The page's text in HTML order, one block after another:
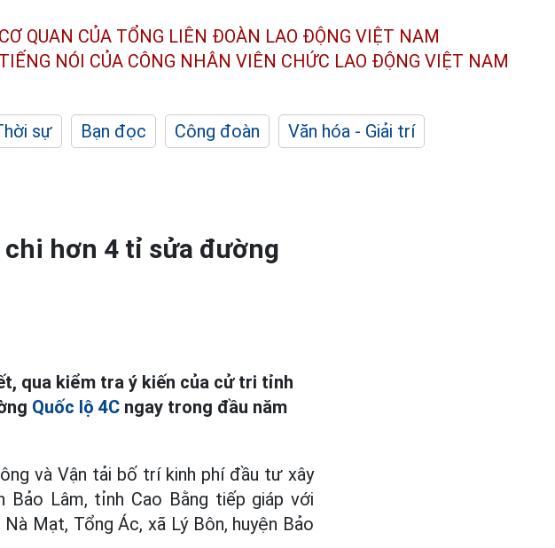
CƠ QUAN CỦA TỔNG LIÊN ĐOÀN LAO ĐỘNG VIỆT NAM
TIẾNG NÓI CỦA CÔNG NHÂN VIÊN CHỨC LAO ĐỘNG VIỆT NAM
sự Bạn đọc Công đoàn
Văn hóa - Giải trí
hơn 4 tỉ sửa đường
qua kiểm tra ý kiến của cử tri tỉnh
Quốc lộ 4C ngay trong đầu năm
và Vận tải bố trí kinh phí đầu tư xây
Lâm, tỉnh Cao Bằng tiếp giáp với
Mạt, Tổng Ác, xã Lý Bôn, huyện Bảo